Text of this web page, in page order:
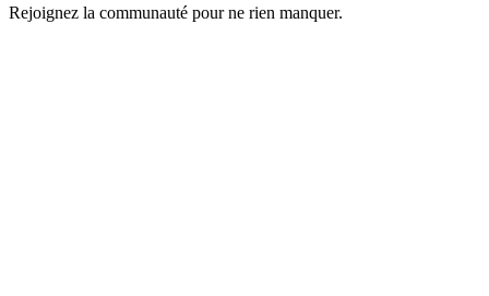
Rejoignez la communauté pour ne rien manquer.